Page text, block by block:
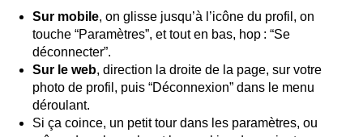
Sur mobile, on glisse jusqu’à l’icône du profil, on
touche “Paramètres”, et tout en bas, hop : “Se
déconnecter”.
Sur le web, direction la droite de la page, sur votre
photo de profil, puis “Déconnexion” dans le menu
déroulant.
Si ça coince, un petit tour dans les paramètres, ou